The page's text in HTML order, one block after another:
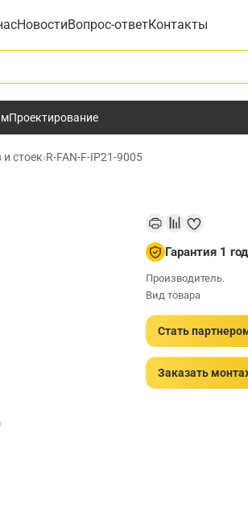
НовостиВопрос-ответКонтакты
Проектирование
стоек›R-FAN-F-IP21-9005
Гарантия 1 год
Производитель.
Вид товара
Стать
Заказать